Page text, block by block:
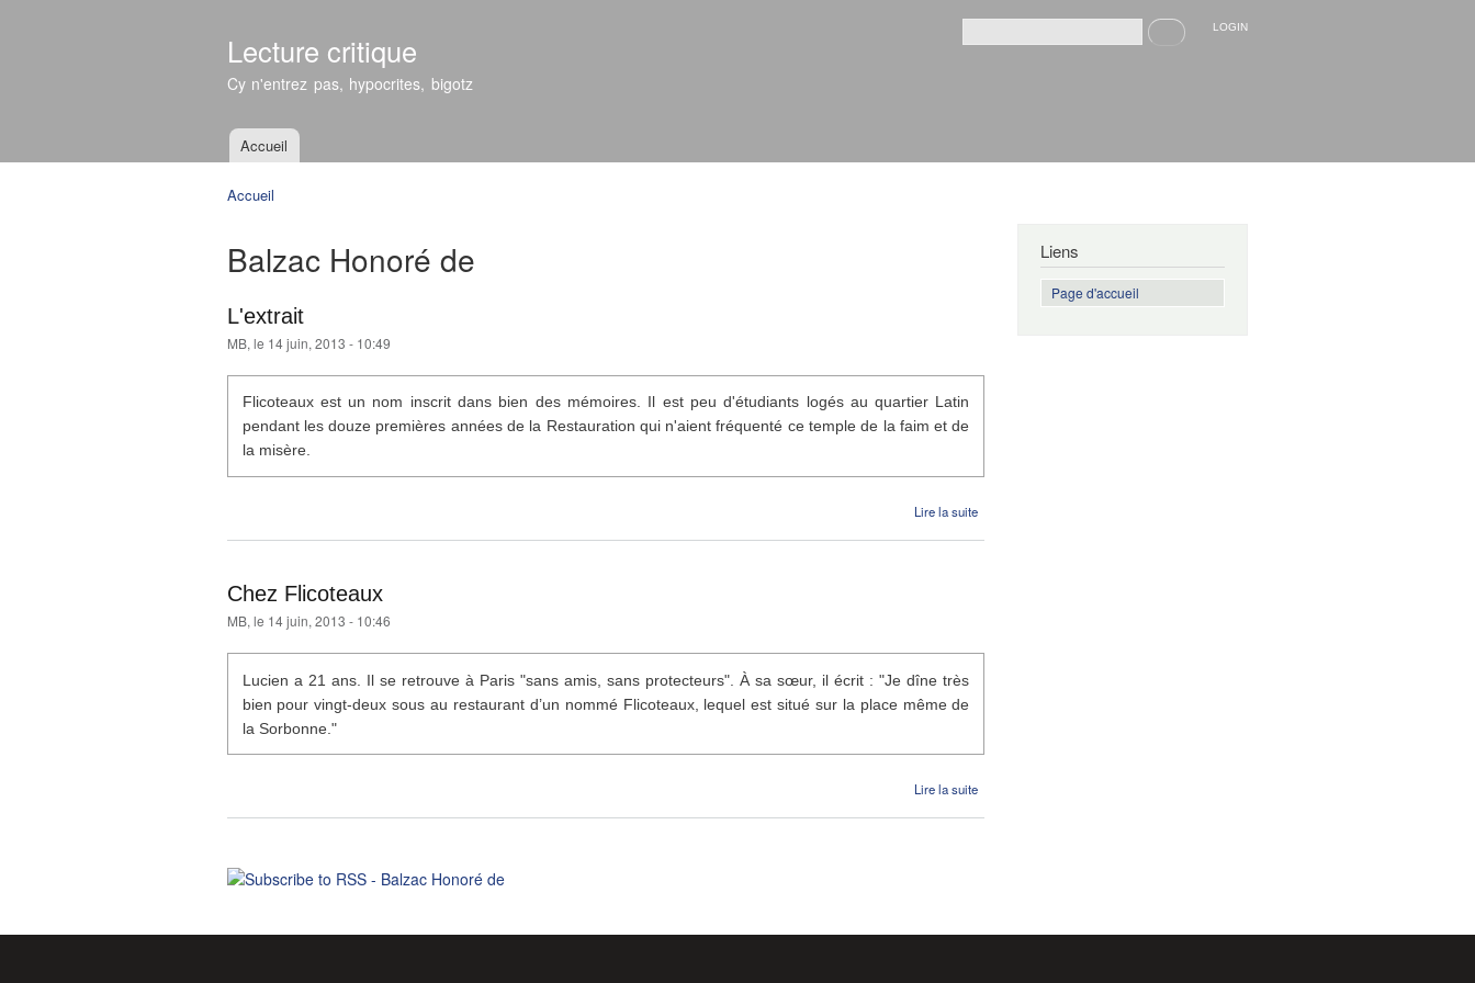
Lecture critique
Cy n'entrez pas, hypocrites, bigotz
Formulaire de recherche
Recherche LOGIN
Menu principal
Accueil
Accueil
Balzac Honoré de
L'extrait
MB, le 14 juin, 2013 - 10:49
Flicoteaux est un nom inscrit dans bien des mémoires. Il est peu d'étudiants logés au quartier Latin
pendant les douze premières années de la Restauration qui n'aient fréquenté ce temple de la faim et de
la misère.
Lire la suite
Chez Flicoteaux
MB, le 14 juin, 2013 - 10:46
Lucien a 21 ans. Il se retrouve à Paris "sans amis, sans protecteurs". À sa sœur, il écrit : "Je dîne très
bien pour vingt-deux sous au restaurant d’un nommé Flicoteaux, lequel est situé sur la place même de
la Sorbonne."
Lire la suite
Liens
Page d'accueil